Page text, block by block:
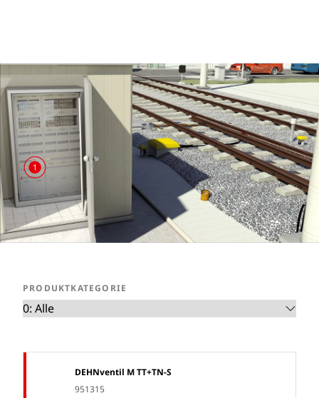
1
PRODUKTKATEGORIE
DEHNventil M TT+TN-S
951315